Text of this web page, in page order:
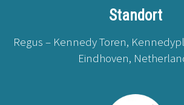
Standort
Regus – Kennedy Toren,
Eindhoven,